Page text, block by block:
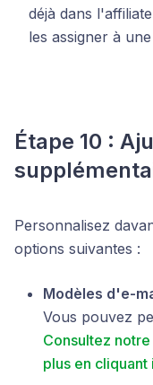
déjà dans
les assigner à
Étape 10 :
Personnalisez
options suivantes :
Modèles d'e-
Vous pouvez
Consultez
plus en cliquant